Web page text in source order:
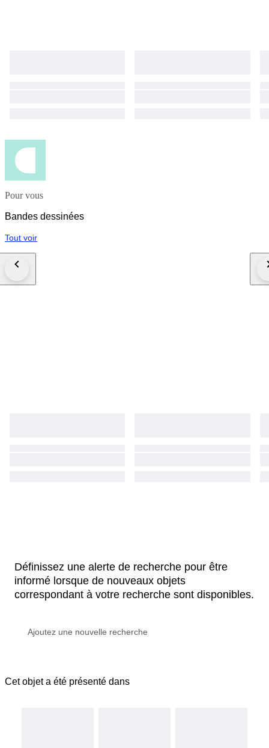
Pour vous
Bandes dessinées
Tout voir
Définissez une alerte de recherche pour être
informé lorsque de nouveaux objets
correspondant à votre recherche sont disponibles.
Cet objet a été présenté dans